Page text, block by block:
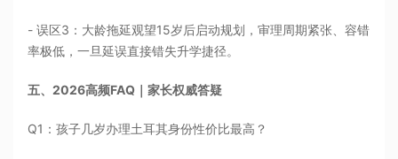
- 误区3：大龄拖延观望15岁后启动规划，审理周期紧张、容错
率极低，一旦延误直接错失升学捷径。
五、2026高频FAQ｜家长权威答疑
Q1：孩子几岁办理土耳其身份性价比最高？